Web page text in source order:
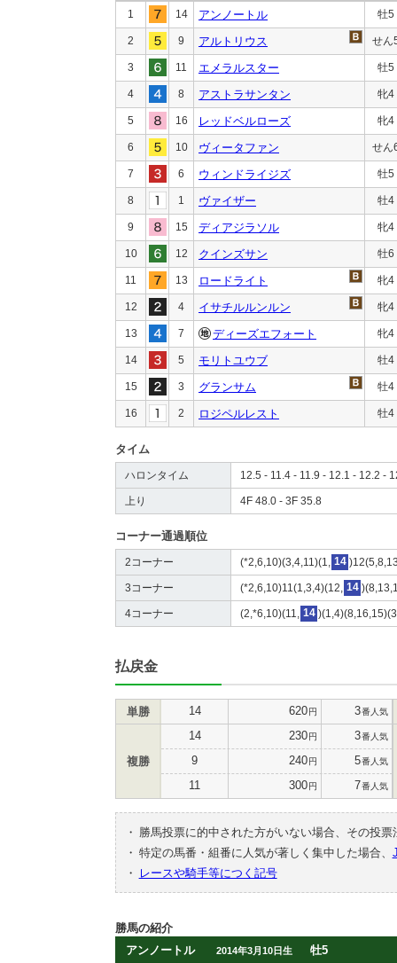
1 14 アンノートル 牡5
2 9 アルトリウス せん
3 11 エメラルスター 牡5
4 8 アストラサンタン 牝4
5 16 レッドベルローズ 牝4
6 10 ヴィータファン せん
7 6 ウィンドライジズ 牡5
8 1 ヴァイザー 牡4
9 15 ディアジラソル 牝4
10 12 クインズサン 牡6
11 13 ロードライト 牝4
12 4 イサチルルンルン 牝4
13 7 ディーズエフォート 牝4
14 5 モリトユウブ 牡4
15 3 グランサム 牡4
16 2 ロジペルレスト 牡4
タイム
ハロンタイム 12.5 - 11.4 - 11.9 - 12.1 - 12.2 -
上り 4F 48.0 - 3F 35.8
コーナー通過順位
2コーナー (*2,6,10)(3,4,11)(1, 14
3コーナー (*2,6,10)11(1,3,4)(12, 14
4コーナー (2,*6,10)(11, 14
払戻金
単勝 14 620円 3番人気
複勝
14 230円 3番人気
9 240円 5番人気
11 300円 7番人気
・
勝馬投票に的中された方がいない場合、その投
・ 特定の馬番・組番に人気が著しく集中した場合、
・
レースや騎手等につく記号
勝馬の紹介
アンノートル
2014年3月10日生 牡5